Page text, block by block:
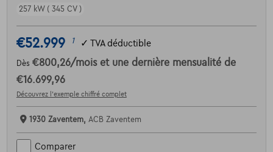
257 kW ( 345 CV )
€52.999 1 ✓ TVA déductible
Dès €800,26/mois et une dernière mensualité de
€16.699,96
Découvrez l’exemple chiffré complet
1930 Zaventem, ACB Zaventem
Comparer